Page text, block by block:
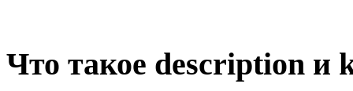
Что такое description и